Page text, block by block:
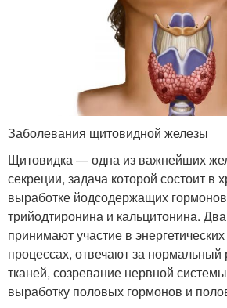
Заболевания щитовидной железы
Щитовидка — одна из важнейших
секреции, задача которой состоит в
выработке йодсодержащих
трийодтиронина и кальцитонина.
принимают участие в
процессах, отвечают за нормальный
тканей, созревание нервной
выработку половых гормонов и